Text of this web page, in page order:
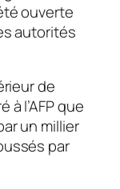
ouverte
autorités
de
à l’AFP que
un millier
par